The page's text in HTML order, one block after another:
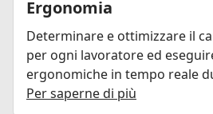
Ergonomia
Determinare e ottimizzare il
per ogni lavoratore ed
ergonomiche in tempo reale
Per saperne di più